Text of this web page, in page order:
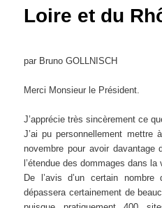
Loire et du
par Bruno GOLLNISCH
Merci Monsieur le Président.
J’apprécie très sincèrement ce
J’ai pu personnellement mettre
novembre pour avoir davantage
l’étendue des dommages dans
De l’avis d’un certain nombre
dépassera certainement de